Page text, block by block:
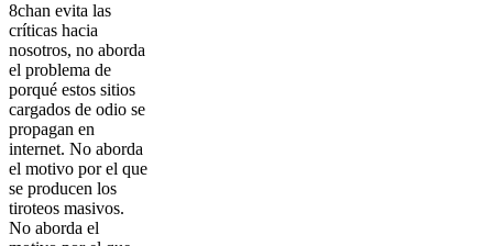
8chan evita las
críticas hacia
nosotros, no aborda
el problema de
porqué estos sitios
cargados de odio se
propagan en
internet. No aborda
el motivo por el que
se producen los
tiroteos masivos.
No aborda el